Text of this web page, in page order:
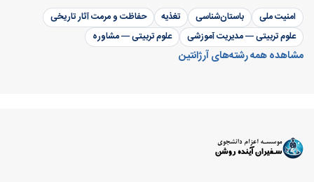
امنیت ملی باستان‌شناسی تغذیه
حفاظت و مرمت آثار تاریخی
علوم تربیتی — مدیریت آموزشی
علوم تربیتی — مشاوره
مشاهده همه رشته‌های آرژانتین